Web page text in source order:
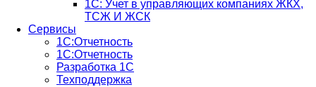
1C: Учет в управляющих компаниях ЖКХ,
ТСЖ И ЖСК
Сервисы
1С:Отчетность
1С:Отчетность
Разработка 1С
Техподдержка